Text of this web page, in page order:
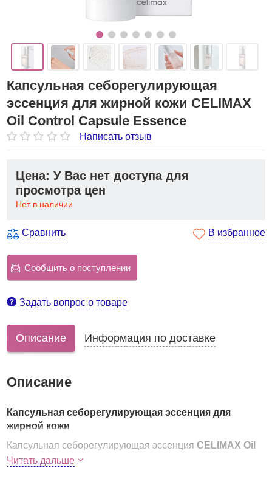
Капсульная себорегулирующая
эссенция для жирной кожи CELIMAX
Oil Control Capsule Essence
Написать отзыв
Цена: У Вас нет доступа для
просмотра цен
Нет в наличии
Сравнить В избранное
Сообщить о поступлении
Задать вопрос о товаре
Описание Информация по доставке
Описание
Капсульная себорегулирующая эссенция для
жирной кожи
Капсульная себорегулирующая эссенцияCELIMAX Oil
Control Capsule Essence
Читать дальше